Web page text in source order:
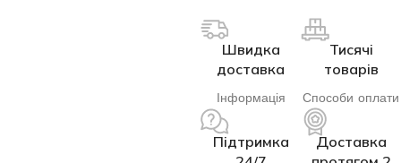
Швидка
доставка
Інформація
Тисячі
товарів
Способи оплати
Підтримка
Доставка